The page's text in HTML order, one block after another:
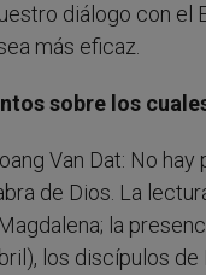
diálogo con el
más eficaz.
sobre los
Van Dat: No
de Dios. La
la
los discípulos